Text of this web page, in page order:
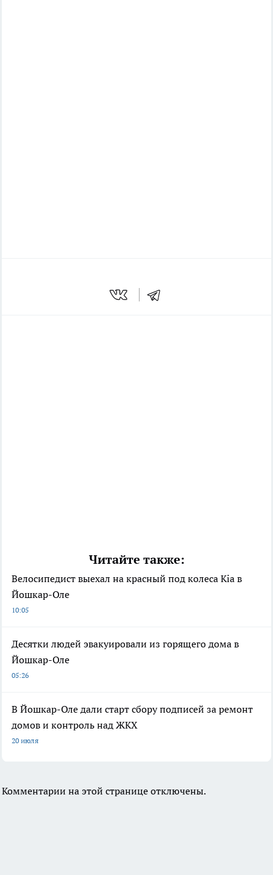
Читайте также:
Велосипедист выехал на красный под колеса Kia в
Йошкар-Оле
10:05
Десятки людей эвакуировали из горящего дома в
Йошкар-Оле
05:26
В Йошкар-Оле дали старт сбору подписей за ремонт
домов и контроль над ЖКХ
20 июля
Комментарии на этой странице отключены.